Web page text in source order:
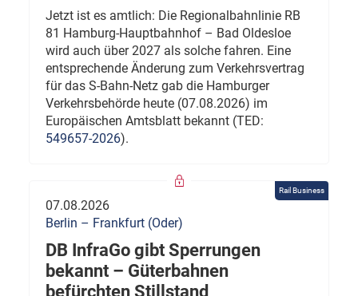
Jetzt ist es amtlich: Die Regionalbahnlinie RB
81 Hamburg-Hauptbahnhof – Bad Oldesloe
wird auch über 2027 als solche fahren. Eine
entsprechende Änderung zum Verkehrsvertrag
für das S-Bahn-Netz gab die Hamburger
Verkehrsbehörde heute (07.08.2026) im
Europäischen Amtsblatt bekannt (TED:
549657-2026).
Rail Business
07.08.2026
Berlin – Frankfurt (Oder)
DB InfraGo gibt Sperrungen
bekannt – Güterbahnen
befürchten Stillstand